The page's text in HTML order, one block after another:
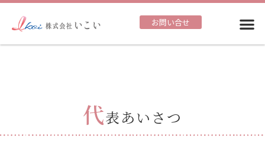
お問い合せ
代表あいさつ